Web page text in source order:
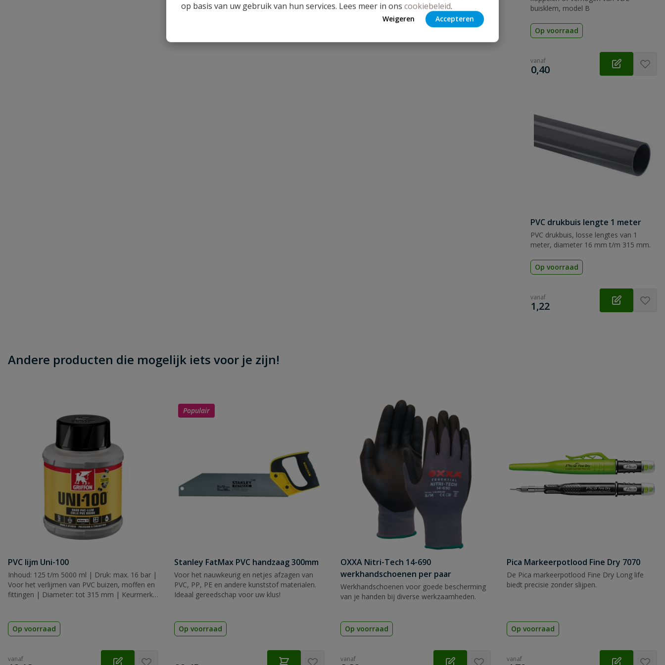
op basis van uw gebruik van hun services. Lees meer in ons cookiebeleid.
Weigeren Accepteren
buisklem, model B
Op voorraad
vanaf
€
0,40
PVC drukbuis lengte 1 meter
PVC drukbuis, losse lengtes van 1
meter, diameter 16 mm t/m 315 mm.
Op voorraad
vanaf
€
1,22
Andere producten die mogelijk iets voor je zijn!
PVC lijm Uni-100
Inhoud: 125 t/m 5000 ml | Druk: max. 16 bar |
Voor het verlijmen van PVC buizen, moffen en
fittingen | Diameter: tot 315 mm | Keurmerk:
Op voorraad
vanaf
Populair
Stanley FatMax PVC handzaag 300mm
Voor het nauwkeurig en netjes afzagen van
PVC, PP, PE en andere kunststof materialen.
Ideaal gereedschap voor uw klus!
Op voorraad
OXXA Nitri-Tech 14-690
werkhandschoenen per paar
Werkhandschoenen voor goede bescherming
van je handen bij diverse werkzaamheden.
Op voorraad
vanaf
Pica Markeerpotlood Fine Dry 7070
De Pica markeerpotlood Fine Dry Long life
biedt precisie zonder slijpen.
Op voorraad
vanaf